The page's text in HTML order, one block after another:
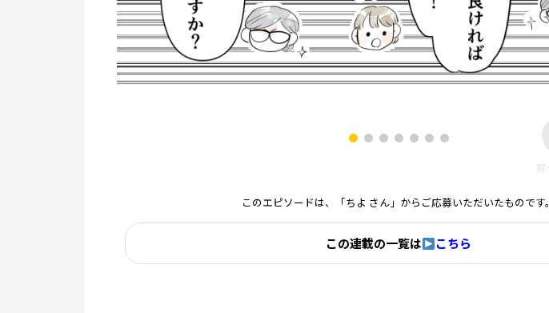
このエピソードは、「ちよ さん」からご応募いただいたものです。
この連載の一覧は こちら